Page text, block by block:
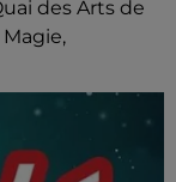
des Arts de